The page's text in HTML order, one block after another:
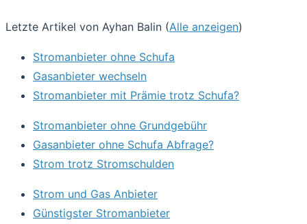
Letzte Artikel von Ayhan Balin (Alle anzeigen)
Stromanbieter ohne Schufa
Gasanbieter wechseln
Stromanbieter mit Prämie trotz Schufa?
Stromanbieter ohne Grundgebühr
Gasanbieter ohne Schufa Abfrage?
Strom trotz Stromschulden
Strom und Gas Anbieter
Günstigster Stromanbieter